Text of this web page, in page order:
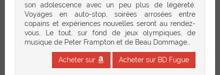
son adolescence avec un peu plus de légèreté.
Voyages en auto-stop, soirées arrosées entre
copains et expériences nouvelles seront au rendez-
vous. Le tout, sur fond de jeux olympiques, de
musique de Peter Frampton et de Beau Dommage…
Acheter sur Acheter sur BD Fugue